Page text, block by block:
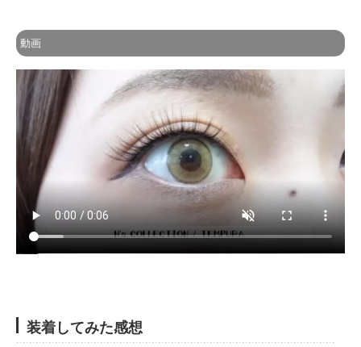
動画
装着してみた感想